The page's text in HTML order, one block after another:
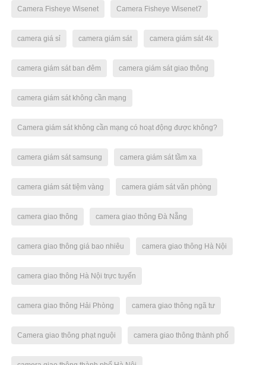
Camera Fisheye Wisenet Camera Fisheye Wisenet7
camera giá sỉ camera giám sát camera giám sát 4k
camera giám sát ban đêm camera giám sát giao thông
camera giám sát không cần mạng
Camera giám sát không cần mạng có hoạt động được không?
camera giám sát samsung camera giám sát tầm xa
camera giám sát tiệm vàng camera giám sát văn phòng
camera giao thông camera giao thông Đà Nẵng
camera giao thông giá bao nhiêu camera giao thông Hà Nội
camera giao thông Hà Nội trực tuyến
camera giao thông Hải Phòng camera giao thông ngã tư
Camera giao thông phạt nguội camera giao thông thành phố